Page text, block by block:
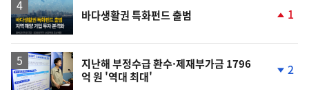
바다생활권 특화펀드 출범
상
1
지난해 부정수급 환수·제재부가금 1796
억 원 '역대 최대'
2